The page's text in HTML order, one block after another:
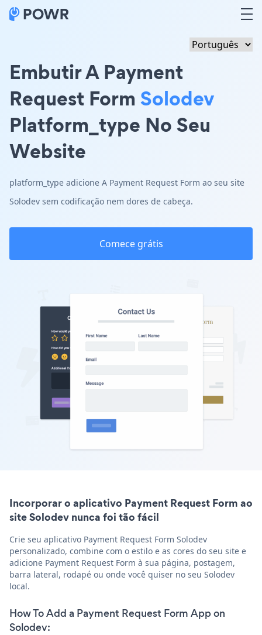
Embutir A Payment
Request Form Solodev
Platform_type No Seu
Website
platform_type adicione A Payment Request Form ao seu site
Solodev sem codificação nem dores de cabeça.
Comece grátis
Incorporar o aplicativo Payment Request Form ao
site Solodev nunca foi tão fácil
Crie seu aplicativo Payment Request Form Solodev
personalizado, combine com o estilo e as cores do seu site e
adicione Payment Request Form à sua página, postagem,
barra lateral, rodapé ou onde você quiser no seu Solodev
local.
How To Add a Payment Request Form App on
Solodev: